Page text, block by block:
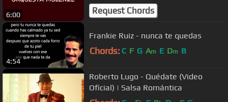
6:00 Request Chords
4:54
Frankie Ruiz - nunca te quedas
Chords: C F G Am E Dm B
Roberto Lugo - Quédate (Video
Oficial) | Salsa Romántica